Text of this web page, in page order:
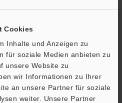
Cookies
Inhalte und Anzeigen zu
für soziale Medien anbieten zu
unsere Website zu
wir Informationen zu Ihrer
an unsere Partner für soziale
weiter. Unsere Partner